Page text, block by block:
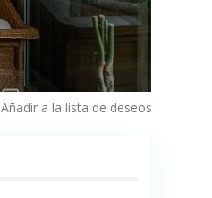
Añadir a la lista de deseos